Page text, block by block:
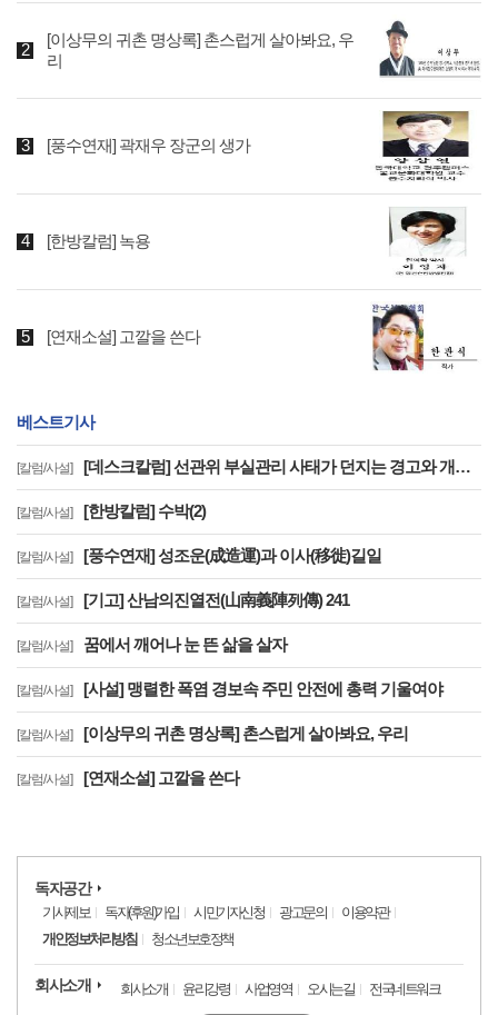
[이상무의 귀촌 명상록] 촌스럽게 살아봐요, 우
리
[풍수연재] 곽재우 장군의 생가
[한방칼럼] 녹용
[연재소설] 고깔을 쓴다
베스트기사
[칼럼/사설] [데스크칼럼] 선관위 부실관리 사태가 던지는 경고와 개혁의 길
[칼럼/사설] [한방칼럼] 수박(2)
[칼럼/사설] [풍수연재] 성조운(成造運)과 이사(移徙)길일
[칼럼/사설] [기고] 산남의진열전(山南義陣列傳) 241
[칼럼/사설] 꿈에서 깨어나 눈 뜬 삶을 살자
[칼럼/사설] [사설] 맹렬한 폭염 경보속 주민 안전에 총력 기울여야
[칼럼/사설] [이상무의 귀촌 명상록] 촌스럽게 살아봐요, 우리
[칼럼/사설] [연재소설] 고깔을 쓴다
독자공간
기사제보 독자(후원)가입 시민기자신청 광고문의
이용약관
개인정보처리방침
청소년보호정책
회사소개 회사소개 윤리강령 사업영역 오시는길 전국네트워크